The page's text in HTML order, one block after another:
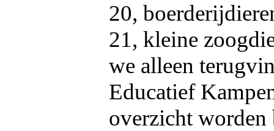
20,
21, kleine
we alleen
Educatief
overzicht worden